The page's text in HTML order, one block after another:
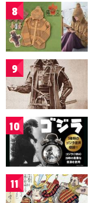
8
9
10
11